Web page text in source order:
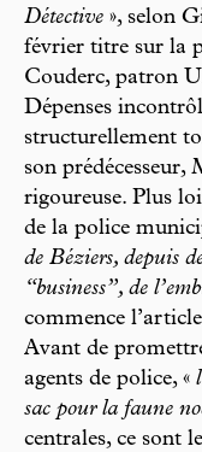
Détective », selon
février titre sur la
Couderc, patron
Dépenses
structurellement
son prédécesseur,
rigoureuse. Plus
de la police
de Béziers, depuis
“business”, de
commence
Avant de
agents de police, «
sac pour la faune
centrales, ce sont